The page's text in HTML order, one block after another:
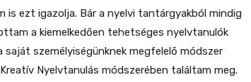
is ezt igazolja. Bár a nyelvi tantárgyakból mindig
a kiemelkedően tehetséges nyelvtanulók
saját személyiségünknek megfelelő módszer
Nyelvtanulás módszerében találtam meg.